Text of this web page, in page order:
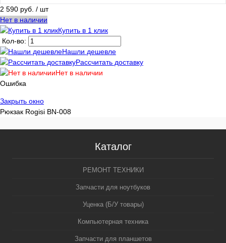
2 590 руб. / шт
Нет в наличии
Купить в 1 клик
Кол-во:
Нашли дешевле
Рассчитать доставку
Нет в наличии
Ошибка
Закрыть окно
Рюкзак Rogisi BN-008
Каталог
РЕМОНТ ТЕХНИКИ
Запчасти для ноутбуков
Уценка (Б/У товары)
Компьютерная техника
Запчасти для планшетов